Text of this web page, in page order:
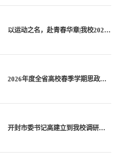
以运动之名，赴青春华章|我校2026年春季田径运动会隆重开幕
2026年度全省高校春季学期思政课“大听课 大调研”第八专家组莅临我校听课调研
开封市委书记高建立到我校调研指导